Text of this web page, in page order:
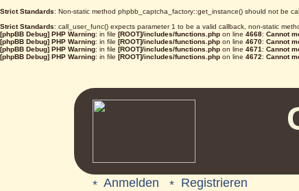
Strict Standards: Non-static method phpbb_captcha_factory::get_instance() should not be
Strict Standards: call_user_func() expects parameter 1 to be a valid callback, non-static
[phpBB Debug] PHP Warning: in file [ROOT]/includes/functions.php on line 4668: Cannot
[phpBB Debug] PHP Warning: in file [ROOT]/includes/functions.php on line 4670: Cannot
[phpBB Debug] PHP Warning: in file [ROOT]/includes/functions.php on line 4671 : Cannot
[phpBB Debug] PHP Warning: in file [ROOT]/includes/functions.php on line 4672: Cannot
Anmelden Registrieren